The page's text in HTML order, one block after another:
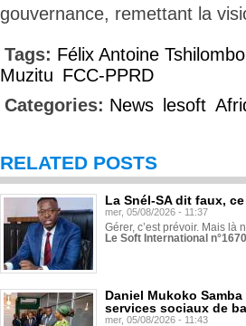
gouvernance, remettant la
Tags: Félix Antoine
Muzitu FCC-PPRD
Categories: News lesoft
RELATED POSTS
La Snél-SA dit faux,
mer, 05/08/2026 - 11:37
Gérer, c’est prévoir. Mais là
Le Soft International
Daniel Mukoko
services sociaux de
mer, 05/08/2026 - 11:43